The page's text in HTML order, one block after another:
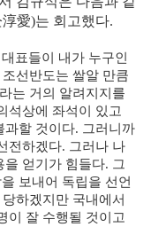
淳愛)는 회고했다.
표들이 내가 누구인
선반도는 쌀알 만큼
는 거의 알려지지를
석상에 좌석이 있고
과할 것이다. 그러니까
전하겠다. 그러나 나
얻기가 힘들다. 그
보내어 독립을 선언
하겠지만 국내에서
이 잘 수행될 것이고